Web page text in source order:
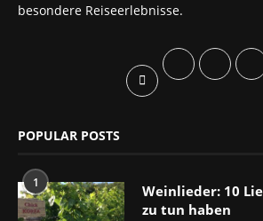
besondere Reiseerlebnisse.
POPULAR POSTS
1
Weinlieder: 10
zu tun haben